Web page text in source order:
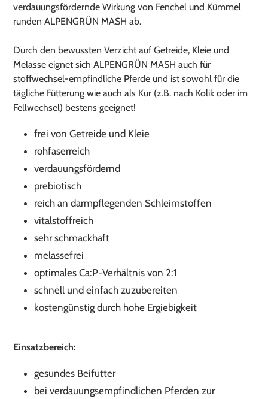
verdauungsfördernde Wirkung von Fenchel und Kümmel
runden ALPENGRÜN MASH ab.
Durch den bewussten Verzicht auf Getreide, Kleie und
Melasse eignet sich ALPENGRÜN MASH auch für
stoffwechsel-empfindliche Pferde und ist sowohl für die
tägliche Fütterung wie auch als Kur (z.B. nach Kolik oder im
Fellwechsel) bestens geeignet!
frei von Getreide und Kleie
rohfaserreich
verdauungsfördernd
prebiotisch
reich an darmpflegenden Schleimstoffen
vitalstoffreich
sehr schmackhaft
melassefrei
optimales Ca:P-Verhältnis von 2:1
schnell und einfach zuzubereiten
kostengünstig durch hohe Ergiebigkeit
Einsatzbereich:
gesundes Beifutter
bei verdauungsempfindlichen Pferden zur